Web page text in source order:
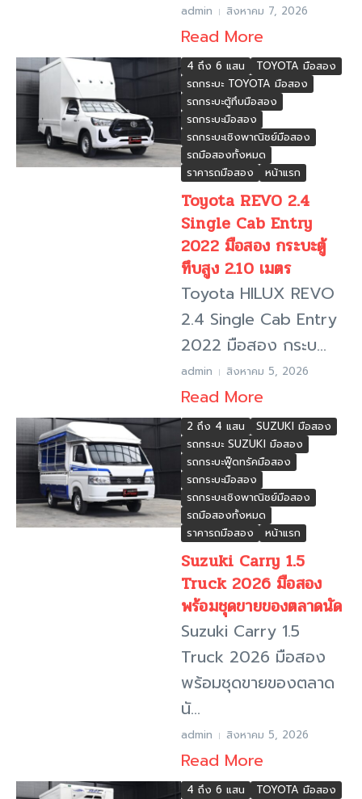
admin สิงหาคม 7, 2026
Read More
4 ถึง 6 แสน
TOYOTA มือสอง
รถกระบะ TOYOTA มือสอง
รถกระบะตู้ทึบมือสอง
รถกระบะมือสอง
รถกระบะเชิงพาณิชย์มือสอง
รถมือสองทั้งหมด
ราคารถมือสอง
หน้าแรก
Toyota REVO 2.4
Single Cab Entry
2022 มือสอง กระบะตู้
ทึบสูง 2.10 เมตร
Toyota HILUX REVO
2.4 Single Cab Entry
2022 มือสอง กระบ...
admin สิงหาคม 5, 2026
Read More
2 ถึง 4 แสน
SUZUKI มือสอง
รถกระบะ SUZUKI มือสอง
รถกระบะฟู๊ดทรัคมือสอง
รถกระบะมือสอง
รถกระบะเชิงพาณิชย์มือสอง
รถมือสองทั้งหมด
ราคารถมือสอง
หน้าแรก
Suzuki Carry 1.5
Truck 2026 มือสอง
พร้อมชุดขายของตลาดนัด
Suzuki Carry 1.5
Truck 2026 มือสอง
พร้อมชุดขายของตลาด
นั...
admin สิงหาคม 5, 2026
Read More
4 ถึง 6 แสน
TOYOTA มือสอง